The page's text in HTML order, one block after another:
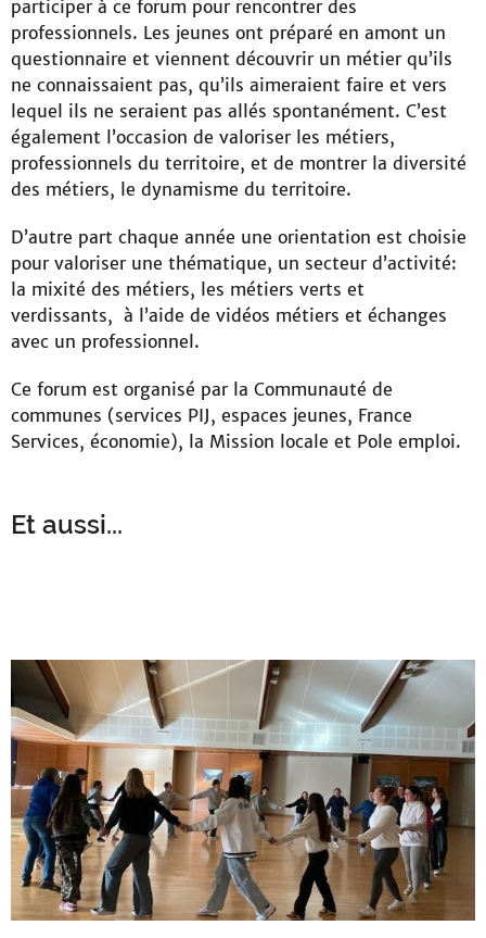
participer à ce forum pour rencontrer des
professionnels. Les jeunes ont préparé en amont un
questionnaire et viennent découvrir un métier qu’ils
ne connaissaient pas, qu’ils aimeraient faire et vers
lequel ils ne seraient pas allés spontanément. C’est
également l’occasion de valoriser les métiers,
professionnels du territoire, et de montrer la diversité
des métiers, le dynamisme du territoire.
D’autre part chaque année une orientation est choisie
pour valoriser une thématique, un secteur d’activité:
la mixité des métiers, les métiers verts et
verdissants, à l’aide de vidéos métiers et échanges
avec un professionnel.
Ce forum est organisé par la Communauté de
communes (services PIJ, espaces jeunes, France
Services, économie), la Mission locale et Pole emploi.
Et aussi...